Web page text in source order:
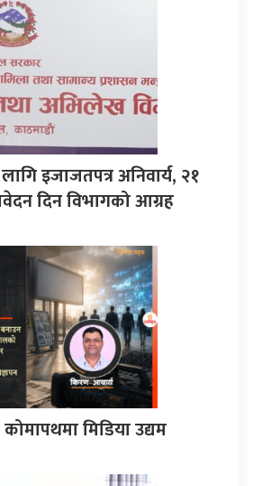
इजाजतपत्र अनिवार्य, २१
दिन विभागको आग्रह
मिडिया उद्यम